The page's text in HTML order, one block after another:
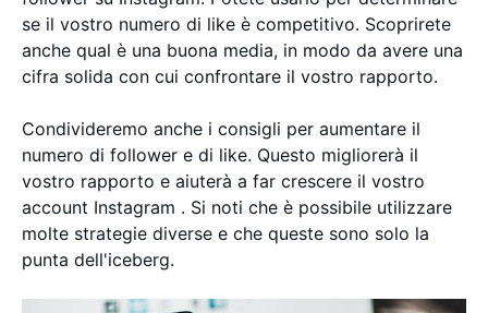
se il vostro numero di like è competitivo. Scoprirete
anche qual è una buona media, in modo da avere una
cifra solida con cui confrontare il vostro rapporto.
Condivideremo anche i consigli per aumentare il
numero di follower e di like. Questo migliorerà il
vostro rapporto e aiuterà a far crescere il vostro
account Instagram . Si noti che è possibile utilizzare
molte strategie diverse e che queste sono solo la
punta dell'iceberg.